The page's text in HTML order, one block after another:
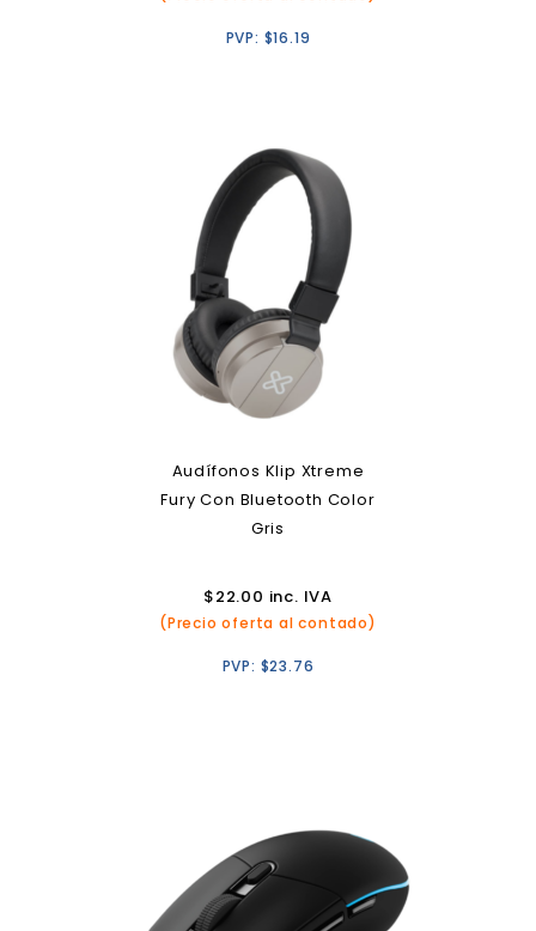
PVP: $16.19
Audífonos Klip Xtreme
Fury Con Bluetooth Color
Gris
$22.00 inc. IVA
(Precio oferta al contado)
PVP: $23.76